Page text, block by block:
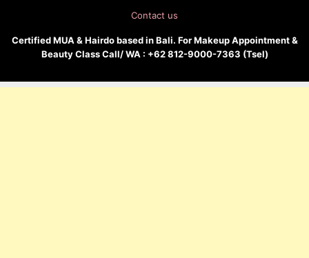
Contact us
Certified MUA & Hairdo based in Bali. For Makeup Appointment &
Beauty Class Call/ WA : +62 812-9000-7363 (Tsel)